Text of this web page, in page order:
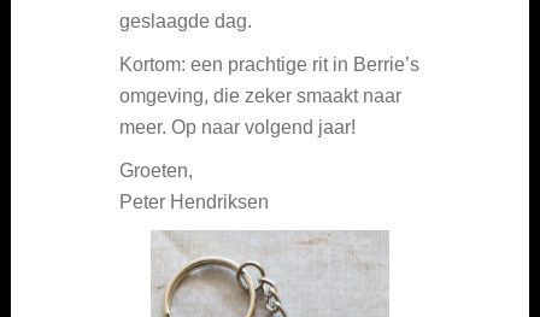
geslaagde dag.
Kortom: een prachtige rit in Berrie’s
omgeving, die zeker smaakt naar
meer. Op naar volgend jaar!
Groeten,
Peter Hendriksen